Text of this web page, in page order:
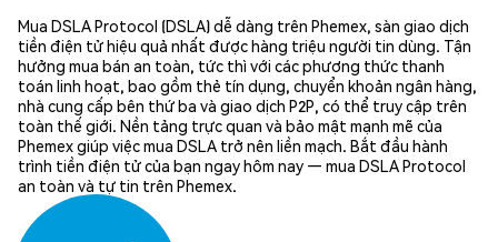
Mua DSLA Protocol (DSLA) dễ dàng trên Phemex, sàn giao dịch
tiền điện tử hiệu quả nhất được hàng triệu người tin dùng. Tận
hưởng mua bán an toàn, tức thì với các phương thức thanh
toán linh hoạt, bao gồm thẻ tín dụng, chuyển khoản ngân hàng,
nhà cung cấp bên thứ ba và giao dịch P2P, có thể truy cập trên
toàn thế giới. Nền tảng trực quan và bảo mật mạnh mẽ của
Phemex giúp việc mua DSLA trở nên liền mạch. Bắt đầu hành
trình tiền điện tử của bạn ngay hôm nay — mua DSLA Protocol
an toàn và tự tin trên Phemex.